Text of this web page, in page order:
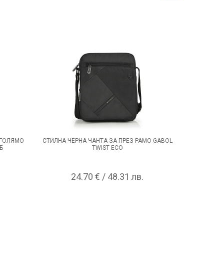
ГОЛЯМО
СТИЛНА ЧЕРНА ЧАНТА ЗА ПРЕЗ РАМО GABOL
TWIST ECO
24.70 € / 48.31 лв.